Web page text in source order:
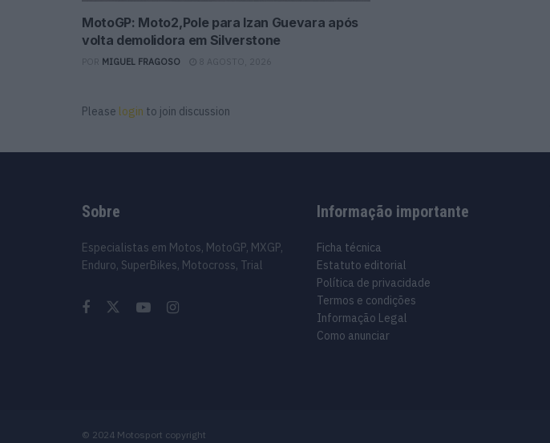
MotoGP: Moto2,Pole para Izan Guevara após
volta demolidora em Silverstone
MIGUEL FRAGOSO 8 AGOSTO, 2026
Please login to join discussion
Sobre
Especialistas em Motos, MotoGP, MXGP,
Enduro, SuperBikes, Motocross, Trial
Informação importante
Ficha técnica
Estatuto editorial
Política de privacidade
Termos e condições
Informação Legal
Como anunciar
© 2024 Motosport copyright